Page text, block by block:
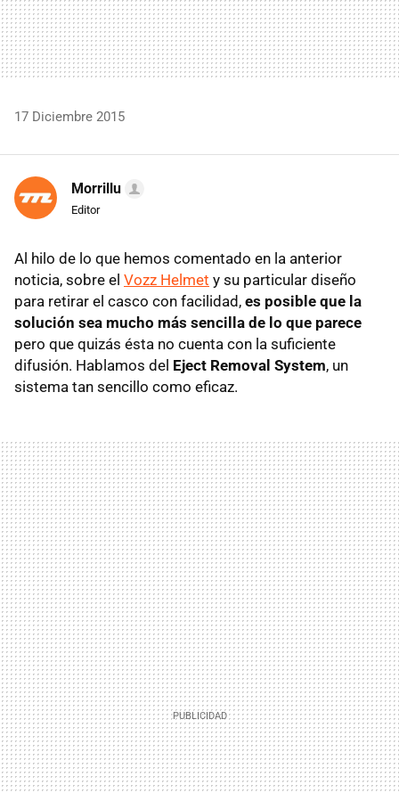
17 Diciembre 2015
Morrillu
Editor
Al hilo de lo que hemos comentado en la anterior
noticia, sobre el Vozz Helmet y su particular diseño
para retirar el casco con facilidad, es posible que la
solución sea mucho más sencilla de lo que parece
pero que quizás ésta no cuenta con la suficiente
difusión. Hablamos del Eject Removal System, un
sistema tan sencillo como eficaz.